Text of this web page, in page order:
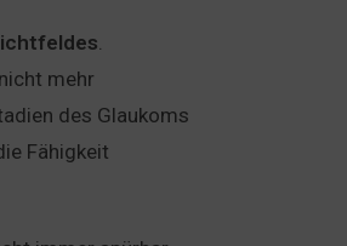
.
mehr
des Glaukoms
Fähigkeit